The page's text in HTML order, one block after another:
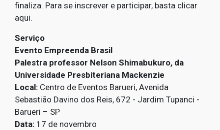
finaliza. Para se inscrever e participar, basta clicar
aqui.
Serviço
Evento Empreenda Brasil
Palestra professor Nelson Shimabukuro, da
Universidade Presbiteriana Mackenzie
Local: Centro de Eventos Barueri, Avenida
Sebastião Davino dos Reis, 672 - Jardim Tupanci -
Barueri – SP
Data: 17 de novembro